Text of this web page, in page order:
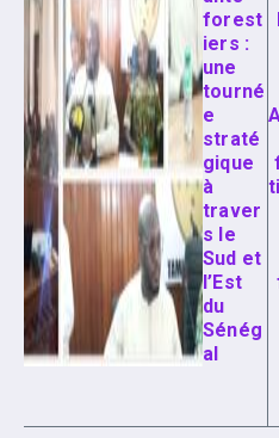
forest
iers :
une
tourné
e
straté
gique
à
traver
s le
Sud et
l’Est
du
Sénég
al